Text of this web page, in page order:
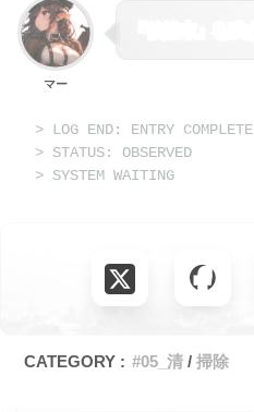
マー
> LOG END: ENTRY COMPLETE
> STATUS: OBSERVED
> SYSTEM WAITING
CATEGORY : #05_清 掃除